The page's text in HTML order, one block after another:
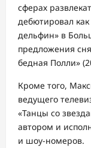
сферах
дебютировал
дельфин» в
предложения
бедная Полли»
Кроме того,
ведущего
«Танцы со
автором и
и шоу-номеров.